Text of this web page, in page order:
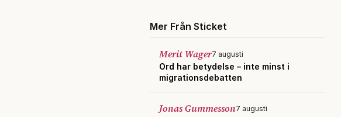
Mer Från Sticket
Merit Wager7 augusti
Ord har betydelse – inte minst i
migrationsdebatten
Jonas Gummesson7 augusti